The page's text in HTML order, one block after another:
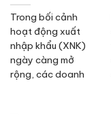
Trong bối cảnh
hoạt động xuất
nhập khẩu (XNK)
ngày càng mở
rộng, các doanh